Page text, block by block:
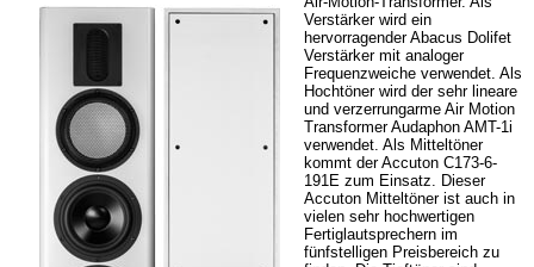
Verstärker wird ein
hervorragender Abacus Dolifet
Verstärker mit analoger
Frequenzweiche verwendet. Als
Hochtöner wird der sehr lineare
und verzerrungarme Air Motion
Transformer Audaphon AMT-1i
verwendet. Als Mitteltöner
kommt der Accuton C173-6-
191E zum Einsatz. Dieser
Accuton Mitteltöner ist auch in
vielen sehr hochwertigen
Fertiglautsprechern im
fünfstelligen Preisbereich zu